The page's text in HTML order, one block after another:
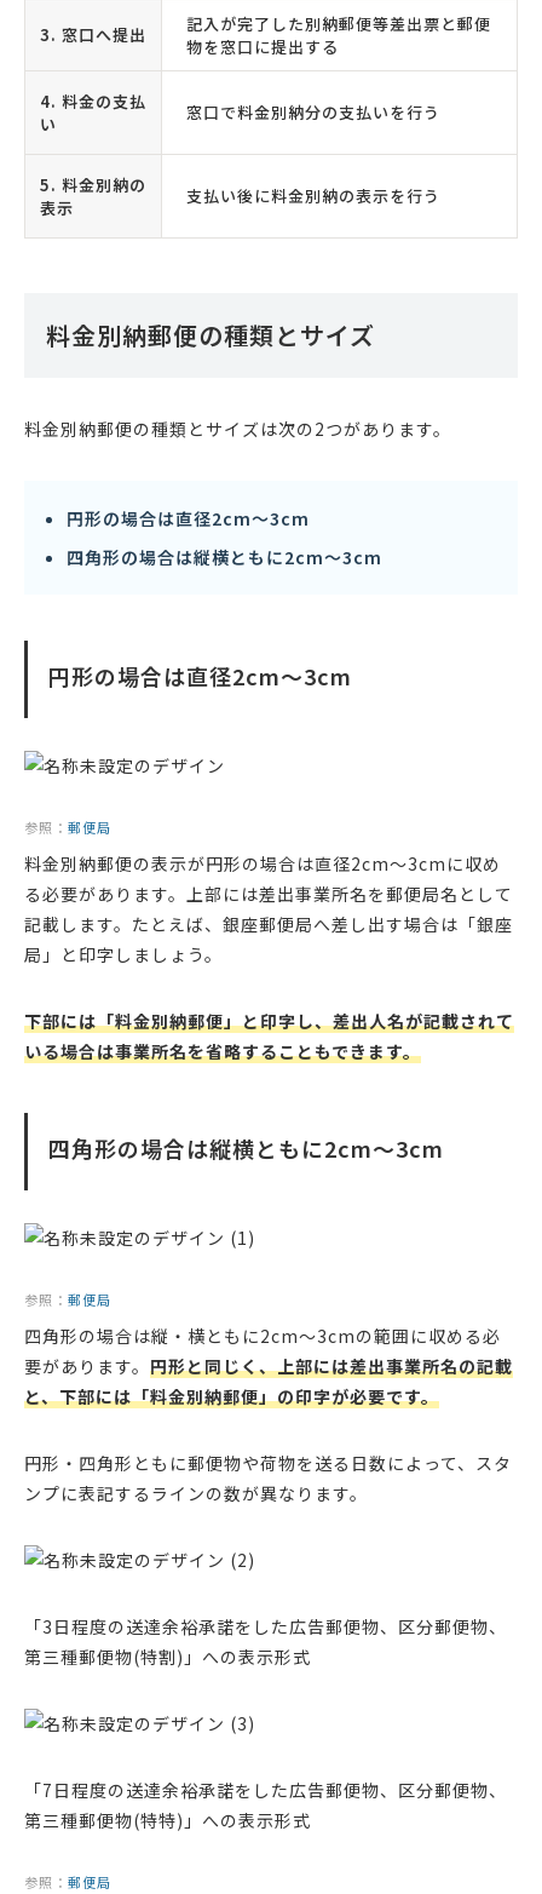
3. 窓口へ提出
記入が完了した別納郵便等差出票と郵便
物を窓口に提出する
4. 料金の支払
い
窓口で料金別納分の支払いを行う
5. 料金別納の
表示
支払い後に料金別納の表示を行う
料金別納郵便の種類とサイズ
料金別納郵便の種類とサイズは次の2つがあります。
円形の場合は直径2cm〜3cm
四角形の場合は縦横ともに2cm〜3cm
円形の場合は直径2cm〜3cm
参照： 郵便局
料金別納郵便の表示が円形の場合は直径2cm〜3cmに収め
る必要があります。上部には差出事業所名を郵便局名として
記載します。たとえば、銀座郵便局へ差し出す場合は「銀座
局」と印字しましょう。
下部には「料金別納郵便」と印字し、差出人名が記載されて
いる場合は事業所名を省略することもできます。
四角形の場合は縦横ともに2cm〜3cm
参照： 郵便局
四角形の場合は縦・横ともに2cm〜3cmの範囲に収める必
要があります。 円形と同じく、上部には差出事業所名の記載
と、下部には「料金別納郵便」の印字が必要です。
円形・四角形ともに郵便物や荷物を送る日数によって、スタ
ンプに表記するラインの数が異なります。
「3日程度の送達余裕承諾をした広告郵便物、区分郵便物、
第三種郵便物(特割)」への表示形式
「7日程度の送達余裕承諾をした広告郵便物、区分郵便物、
第三種郵便物(特特)」への表示形式
参照： 郵便局